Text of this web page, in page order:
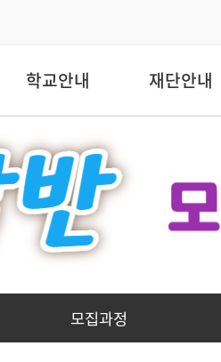
학교안내 재단안내
모집과정